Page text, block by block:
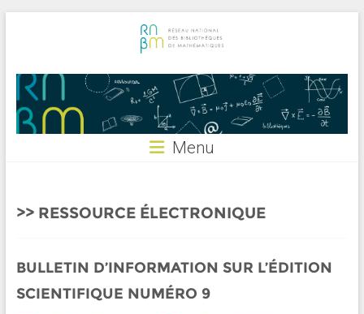
RNBM
Menu
RESSOURCE ÉLECTRONIQUE
BULLETIN D’INFORMATION SUR L’ÉDITION
SCIENTIFIQUE NUMÉRO 9